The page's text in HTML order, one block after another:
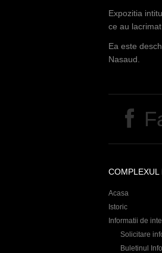
d
h
i
Expozitia
ce au
Ea este
Nasaud.
COMPLEXUL
Acasa
Istoric
Informatii de
Solicitare
Buletinul